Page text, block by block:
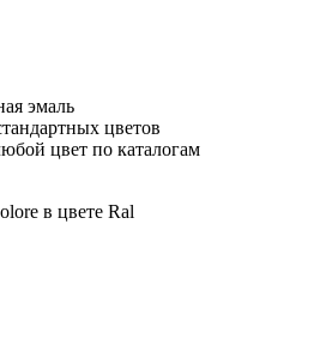
эмаль
цветов
цвет по каталогам